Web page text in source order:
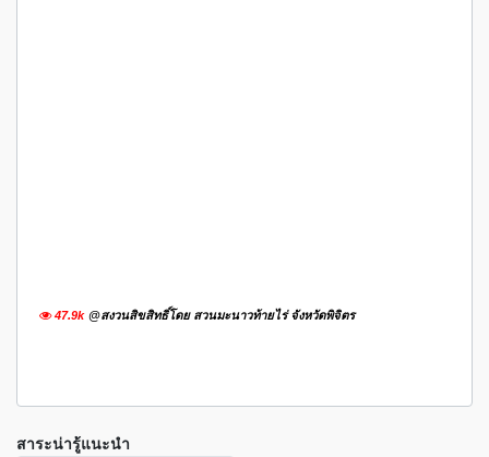
47.9k @สงวนสิขสิทธิ์โดย สวนมะนาวท้ายไร่ จังหวัดพิจิตร
สาระน่ารู้แนะนำ